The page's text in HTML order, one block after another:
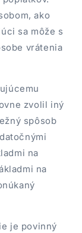
ako
sa môže s
vrátenia
zvolil iný
spôsob
na
na
je povinný